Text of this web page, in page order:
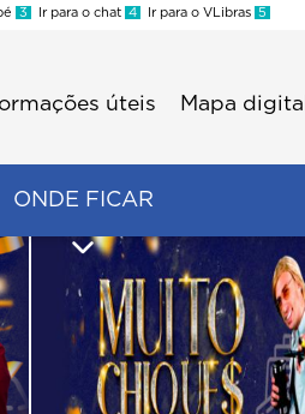
3 Ir para o chat 4 Ir para o VLibras 5
úteis Mapa digital
ONDE FICAR